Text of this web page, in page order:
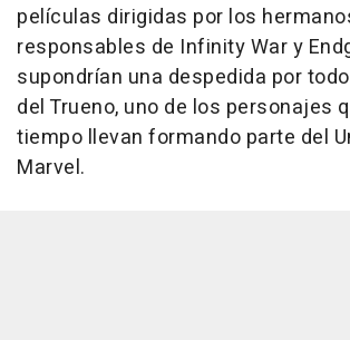
películas dirigidas por los
responsables de Infinity War y
supondrían una despedida por
del Trueno, uno de los personajes
tiempo llevan formando parte del
Marvel.